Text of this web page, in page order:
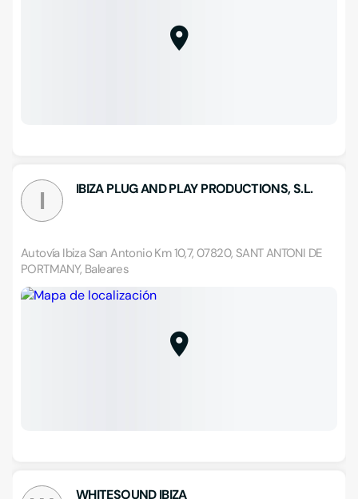
I IBIZA PLUG AND PLAY PRODUCTIONS, S.L.
Autovía Ibiza San Antonio Km 10,7, 07820, SANT ANTONI DE
PORTMANY, Baleares
WHITESOUND IBIZA